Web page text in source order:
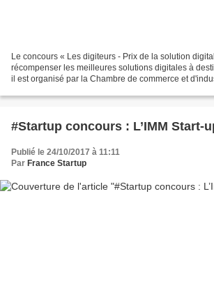
Le concours « Les digiteurs - Prix de la solution
récompenser les meilleures solutions digitales à
il est organisé par la Chambre de commerce et
#Startup concours : L’IMM Start-
Publié le 24/10/2017 à 11:11
Par France Startup